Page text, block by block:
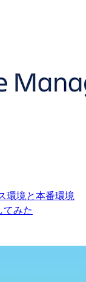
環境と本番環境
みた